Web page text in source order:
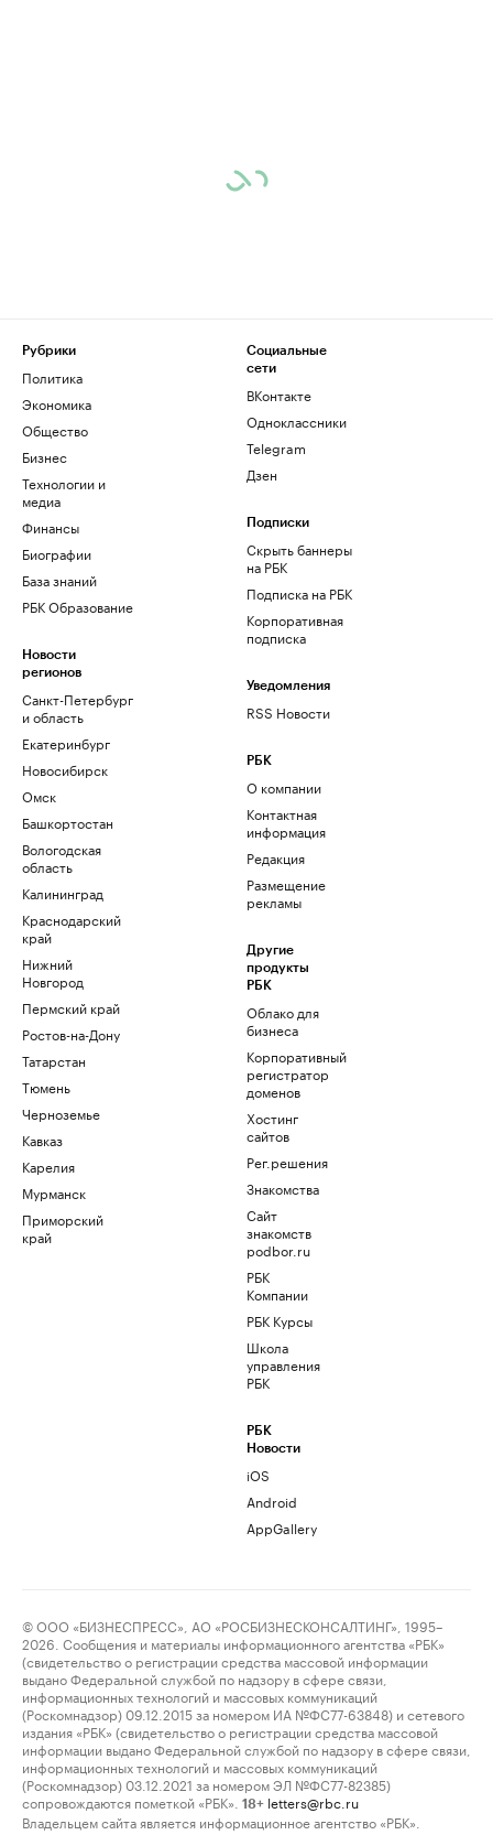
Рубрики
Политика
Экономика
Общество
Бизнес
Технологии и
медиа
Финансы
Биографии
База знаний
РБК Образование
Новости
регионов
Санкт-Петербург
и область
Екатеринбург
Новосибирск
Омск
Башкортостан
Вологодская
область
Калининград
Краснодарский
край
Нижний
Новгород
Пермский край
Ростов-на-Дону
Татарстан
Тюмень
Черноземье
Кавказ
Карелия
Мурманск
Приморский
край
Социальные
сети
ВКонтакте
Одноклассники
Telegram
Дзен
Подписки
Скрыть баннеры
на РБК
Подписка на РБК
Корпоративная
подписка
Уведомления
RSS Новости
РБК
О компании
Контактная
информация
Редакция
Размещение
рекламы
Другие
продукты
РБК
Облако для
бизнеса
Корпоративный
регистратор
доменов
Хостинг
сайтов
Рег.решения
Знакомства
Сайт
знакомств
podbor.ru
РБК
Компании
РБК Курсы
Школа
управления
РБК
РБК
Новости
iOS
Android
AppGallery
© ООО «БИЗНЕСПРЕСС», АО «РОСБИЗНЕСКОНСАЛТИНГ», 1995–
2026. Сообщения и материалы информационного агентства «РБК»
(свидетельство о регистрации средства массовой информации
выдано Федеральной службой по надзору в сфере связи,
информационных технологий и массовых коммуникаций
(Роскомнадзор) 09.12.2015 за номером ИА №ФС77-63848) и сетевого
издания «РБК» (свидетельство о регистрации средства массовой
информации выдано Федеральной службой по надзору в сфере связи,
информационных технологий и массовых коммуникаций
(Роскомнадзор) 03.12.2021 за номером ЭЛ №ФС77-82385)
сопровождаются пометкой «РБК».
18+ letters@rbc.ru
Владельцем сайта является информационное агентство «РБК».